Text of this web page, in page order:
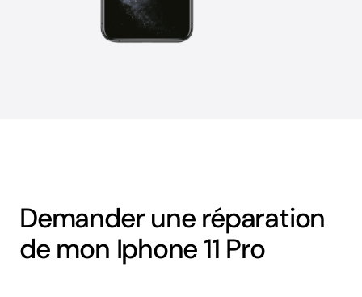
Demander une réparation
de mon Iphone 11 Pro